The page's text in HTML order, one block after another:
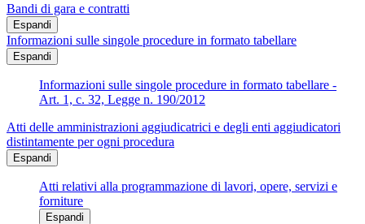
Bandi di gara e contratti
Espandi
Informazioni sulle singole procedure in formato tabellare
Espandi
Informazioni sulle singole procedure in formato tabellare -
Art. 1, c. 32, Legge n. 190/2012
Atti delle amministrazioni aggiudicatrici e degli enti aggiudicatori
distintamente per ogni procedura
Espandi
Atti relativi alla programmazione di lavori, opere, servizi e
forniture
Espandi